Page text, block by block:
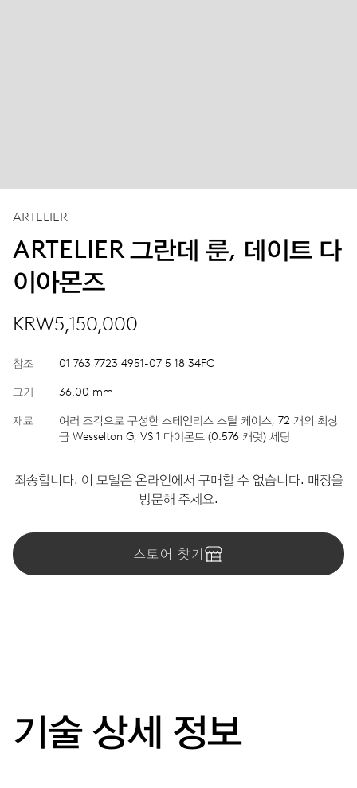
ARTELIER
ARTELIER 그란데 룬, 데이트 다
이아몬즈
KRW5,150,000
참조 01 763 7723 4951-07 5 18 34FC
크기 36.00 mm
재료
여러 조각으로 구성한 스테인리스 스틸 케이스, 72 개의 최상
급 Wesselton G, VS 1 다이몬드 (0.576 캐럿) 세팅
죄송합니다. 이 모델은 온라인에서 구매할 수 없습니다. 매장을
방문해 주세요.
스토어 찾기
기술 상세 정보